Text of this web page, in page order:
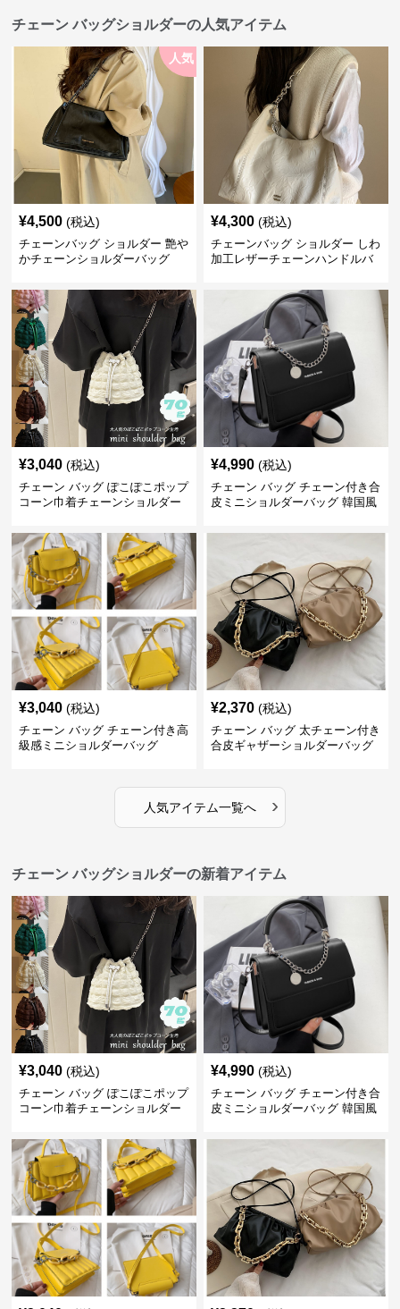
チェーン バッグショルダーの人気アイテム
人気
¥4,500 (税込)
チェーンバッグ ショルダー 艶や
かチェーンショルダーバッグ
¥4,300 (税込)
チェーンバッグ ショルダー しわ
加工レザーチェーンハンドルバ
¥3,040 (税込)
チェーン バッグ ぽこぽこポップ
コーン巾着チェーンショルダー
¥4,990 (税込)
チェーン バッグ チェーン付き合
皮ミニショルダーバッグ 韓国風
¥3,040 (税込)
チェーン バッグ チェーン付き高
級感ミニショルダーバッグ
¥2,370 (税込)
チェーン バッグ 太チェーン付き
合皮ギャザーショルダーバッグ
人気アイテム一覧へ ›
チェーン バッグショルダーの新着アイテム
¥3,040 (税込)
チェーン バッグ ぽこぽこポップ
コーン巾着チェーンショルダー
¥4,990 (税込)
チェーン バッグ チェーン付き合
皮ミニショルダーバッグ 韓国風